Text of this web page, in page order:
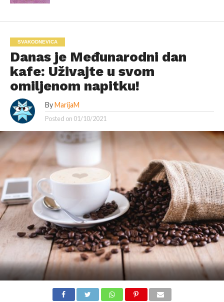
SVAKODNEVICA
Danas je Međunarodni dan
kafe: Uživajte u svom
omiljenom napitku!
By MarijaM
Posted on 01/10/2021